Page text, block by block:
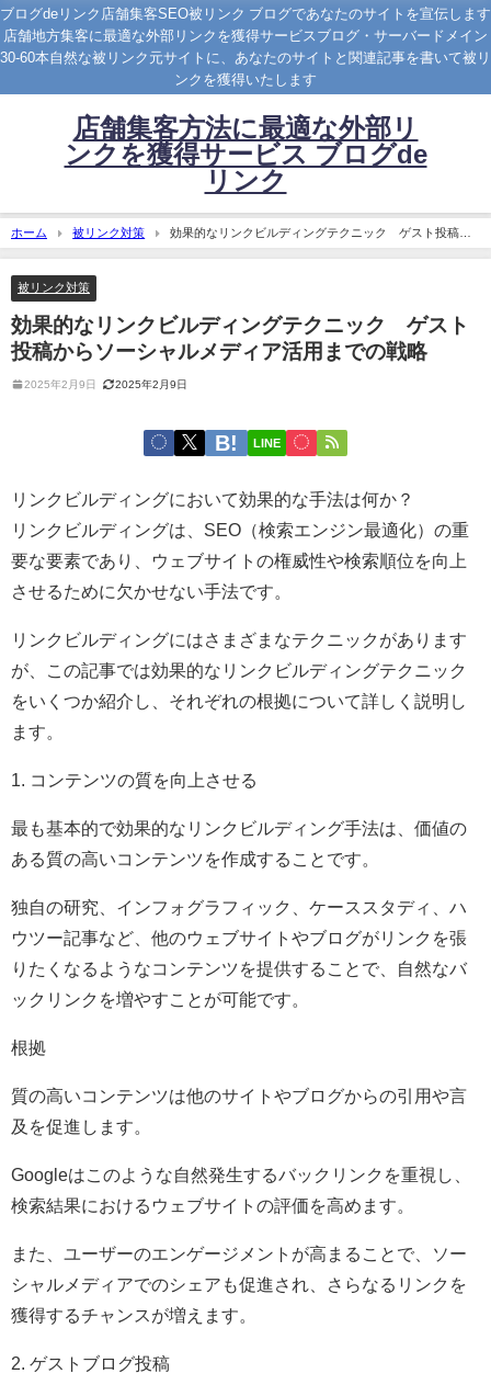
ブログdeリンク店舗集客SEO被リンク ブログであなたのサイトを宣伝します
店舗地方集客に最適な外部リンクを獲得サービスブログ・サーバードメイン
30-60本自然な被リンク元サイトに、あなたのサイトと関連記事を書いて被リ
ンクを獲得いたします
店舗集客方法に最適な外部リ
ンクを獲得サービス ブログde
リンク
ホーム 被リンク対策
効果的なリンクビルディングテクニック ゲスト投稿か
らソーシャルメディア活用までの戦略
被リンク対策
効果的なリンクビルディングテクニック ゲスト
投稿からソーシャルメディア活用までの戦略
2025年2月9日 2025年2月9日
LINE
リンクビルディングにおいて効果的な手法は何か？
リンクビルディングは、SEO（検索エンジン最適化）の重
要な要素であり、ウェブサイトの権威性や検索順位を向上
させるために欠かせない手法です。
リンクビルディングにはさまざまなテクニックがあります
が、この記事では効果的なリンクビルディングテクニック
をいくつか紹介し、それぞれの根拠について詳しく説明し
ます。
1. コンテンツの質を向上させる
最も基本的で効果的なリンクビルディング手法は、価値の
ある質の高いコンテンツを作成することです。
独自の研究、インフォグラフィック、ケーススタディ、ハ
ウツー記事など、他のウェブサイトやブログがリンクを張
りたくなるようなコンテンツを提供することで、自然なバ
ックリンクを増やすことが可能です。
根拠
質の高いコンテンツは他のサイトやブログからの引用や言
及を促進します。
Googleはこのような自然発生するバックリンクを重視し、
検索結果におけるウェブサイトの評価を高めます。
また、ユーザーのエンゲージメントが高まることで、ソー
シャルメディアでのシェアも促進され、さらなるリンクを
獲得するチャンスが増えます。
2. ゲストブログ投稿